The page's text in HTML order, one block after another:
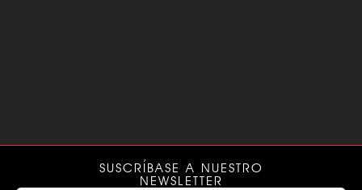
SUSCRÍBASE A NUESTRO
NEWSLETTER